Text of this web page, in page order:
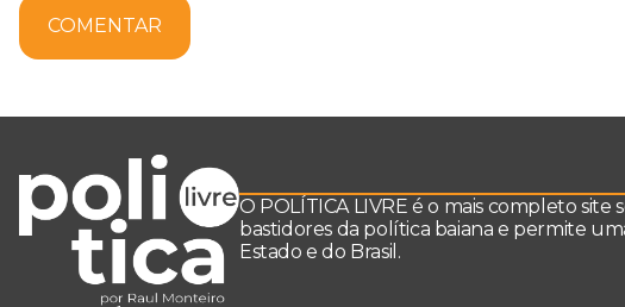
COMENTAR
O POLÍTICA LIVRE é o mais completo
bastidores da política baiana e permite
Estado e do Brasil.